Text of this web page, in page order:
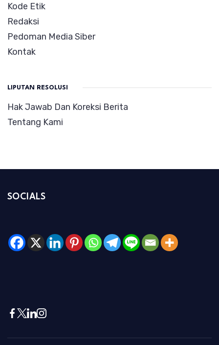
Kode Etik
Redaksi
Pedoman Media Siber
Kontak
LIPUTAN RESOLUSI
Hak Jawab Dan Koreksi Berita
Tentang Kami
SOCIALS